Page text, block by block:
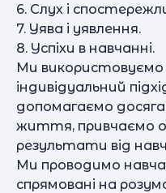
6. Слух і
7. Уява і уявлення.
8. Успіхи в навчанні.
Ми
індивідуальний
допомагаємо
життя, привчаємо
результати від
Ми проводимо
спрямовані на